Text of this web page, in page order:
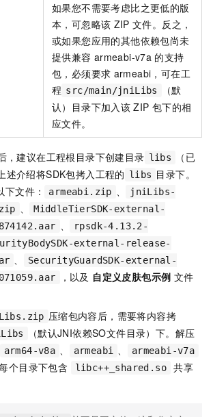
如果您不需要考虑比之更低的版
本，可忽略该 ZIP 文件。反之，
或如果您应用的其他依赖包尚未
提供兼容 armeabi-v7a 的支持
包，必须要求 armeabi，可在工
程 src/main/jniLibs
（默
认）目录下加入该 ZIP 包下的相
应文件。
，建议在工程根目录下创建目录 libs
（已
述介绍将SDK包拷入工程的 libs 目录下。
文件：
armeabi.zip 、
jniLibs-
、
MiddleTierSDK-external-
、
rpsdk-4.13.2-
external-release-
、
SecurityGuardSDK-external-
，以及 自定义皮肤包示例 文件
压缩包内容后，需要将内容拷
（默认JNI依赖SO文件目录）下。解压
arm64-v8a 、 armeabi 、 armeabi-v7a
个目录下包含 libc++_shared.so
共享